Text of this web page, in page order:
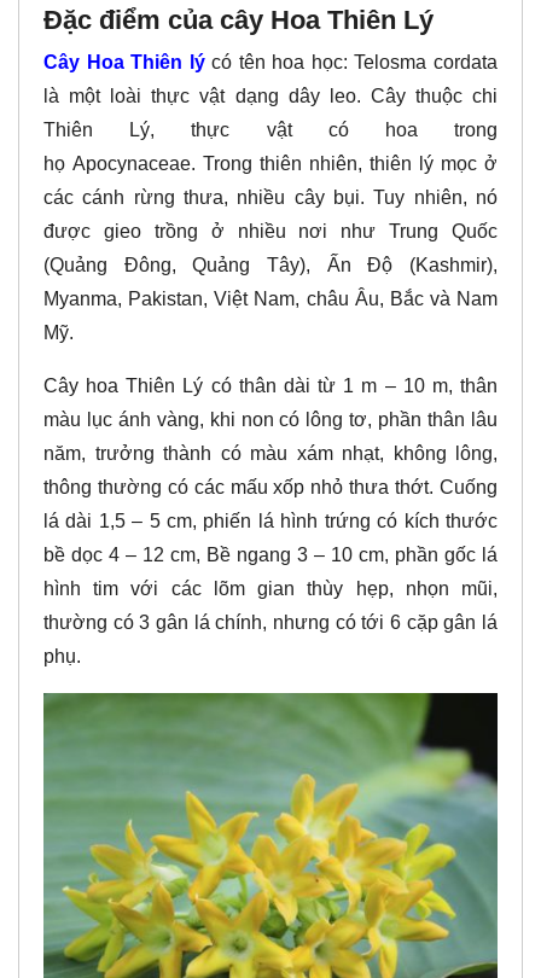
Đặc điểm của cây Hoa Thiên Lý
Cây Hoa Thiên lýcó tên hoa học: Telosma cordata
là một loài thực vật dạng dây leo. Cây thuộc chi
Thiên Lý, thực vật có hoa trong
họ Apocynaceae. Trong thiên nhiên, thiên lý mọc ở
các cánh rừng thưa, nhiều cây bụi. Tuy nhiên, nó
được gieo trồng ở nhiều nơi như Trung Quốc
(Quảng Đông, Quảng Tây), Ấn Độ (Kashmir),
Myanma, Pakistan, Việt Nam, châu Âu, Bắc và Nam
Mỹ.
Cây hoa Thiên Lý có thân dài từ 1 m – 10 m, thân
màu lục ánh vàng, khi non có lông tơ, phần thân lâu
năm, trưởng thành có màu xám nhạt, không lông,
thông thường có các mấu xốp nhỏ thưa thớt. Cuống
lá dài 1,5 – 5 cm, phiến lá hình trứng có kích thước
bề dọc 4 – 12 cm, Bề ngang 3 – 10 cm, phần gốc lá
hình tim với các lõm gian thùy hẹp, nhọn mũi,
thường có 3 gân lá chính, nhưng có tới 6 cặp gân lá
phụ.